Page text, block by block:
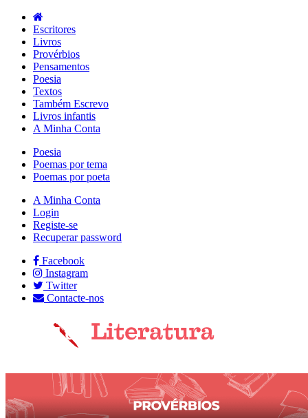
Escritores
Livros
Provérbios
Pensamentos
Poesia
Textos
Também Escrevo
Livros infantis
A Minha Conta
Poesia
Poemas por tema
Poemas por poeta
A Minha Conta
Login
Registe-se
Recuperar password
Facebook
Instagram
Twitter
Contacte-nos